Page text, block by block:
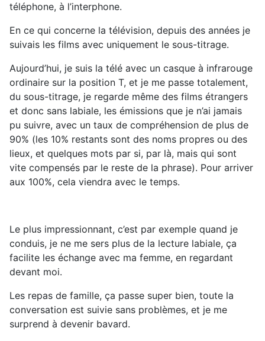
téléphone, à l’interphone.
En ce qui concerne la télévision, depuis des années je
suivais les films avec uniquement le sous-titrage.
Aujourd’hui, je suis la télé avec un casque à infrarouge
ordinaire sur la position T, et je me passe totalement,
du sous-titrage, je regarde même des films étrangers
et donc sans labiale, les émissions que je n’ai jamais
pu suivre, avec un taux de compréhension de plus de
90% (les 10% restants sont des noms propres ou des
lieux, et quelques mots par si, par là, mais qui sont
vite compensés par le reste de la phrase). Pour arriver
aux 100%, cela viendra avec le temps.
Le plus impressionnant, c’est par exemple quand je
conduis, je ne me sers plus de la lecture labiale, ça
facilite les échange avec ma femme, en regardant
devant moi.
Les repas de famille, ça passe super bien, toute la
conversation est suivie sans problèmes, et je me
surprend à devenir bavard.